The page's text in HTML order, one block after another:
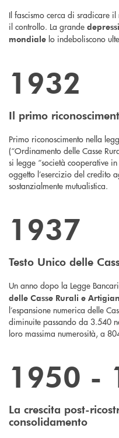
Il fascismo cerca di sradicare
il controllo. La grande
mondiale lo indeboliscono
1932
Il primo
Primo riconoscimento nella
(“Ordinamento delle Casse
si legge “società cooperative
oggetto l’esercizio del credito
sostanzialmente mutualistica.
1937
Testo Unico delle
Un anno dopo la Legge
delle Casse Rurali e
l’espansione numerica delle
diminuite passando da 3.540
loro massima numerosità, a
1950 -
La crescita post-
consolidamento